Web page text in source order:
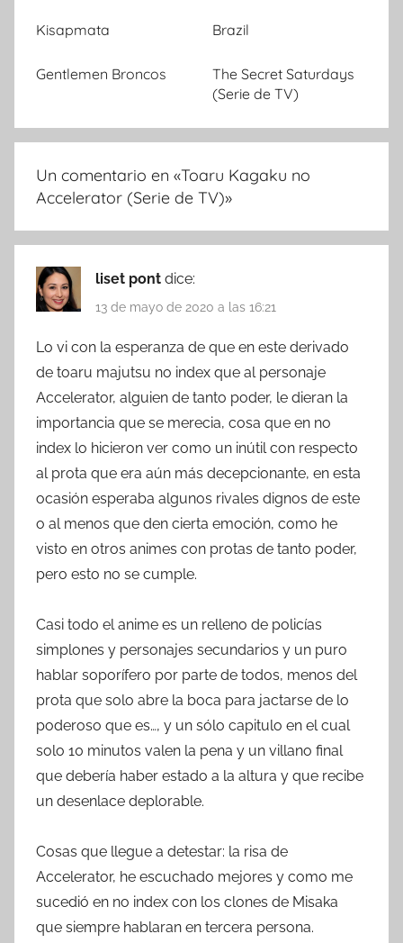
Kisapmata Brazil
Gentlemen Broncos
The Secret Saturdays
(Serie de TV)
Un comentario en «Toaru Kagaku no
Accelerator (Serie de TV)»
liset pont dice:
13 de mayo de 2020 a las 16:21
Lo vi con la esperanza de que en este derivado
de toaru majutsu no index que al personaje
Accelerator, alguien de tanto poder, le dieran la
importancia que se merecia, cosa que en no
index lo hicieron ver como un inútil con respecto
al prota que era aún más decepcionante, en esta
ocasión esperaba algunos rivales dignos de este
o al menos que den cierta emoción, como he
visto en otros animes con protas de tanto poder,
pero esto no se cumple.
Casi todo el anime es un relleno de policías
simplones y personajes secundarios y un puro
hablar soporífero por parte de todos, menos del
prota que solo abre la boca para jactarse de lo
poderoso que es…, y un sólo capitulo en el cual
solo 10 minutos valen la pena y un villano final
que debería haber estado a la altura y que recibe
un desenlace deplorable.
Cosas que llegue a detestar: la risa de
Accelerator, he escuchado mejores y como me
sucedió en no index con los clones de Misaka
que siempre hablaran en tercera persona.